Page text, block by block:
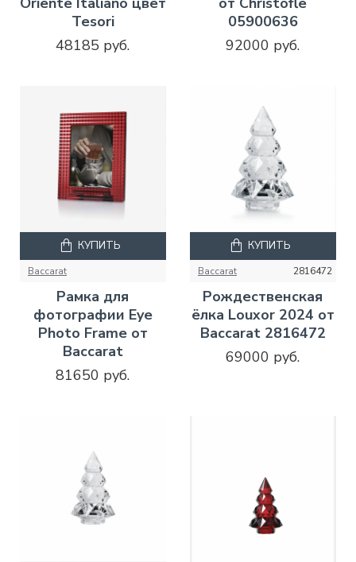
Tesori
48185 руб.
05900636
92000 руб.
Baccarat
Рамка для
фотографии Eye
Photo Frame от
Baccarat
81650 руб.
КУПИТЬ
Baccarat 2816472
Рождественская
ёлка Louxor 2024 от
Baccarat 2816472
69000 руб.
КУПИТЬ